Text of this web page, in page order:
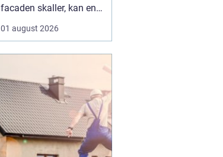
facaden skaller, kan en
enorm forskel. Mange
spørgsmålet: Skal vi selv
i gang med penslen, eller
skal vi få professionel
hjælp? Særligt i Rønne,
h...
01 august 2026